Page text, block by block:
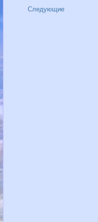
Следующие